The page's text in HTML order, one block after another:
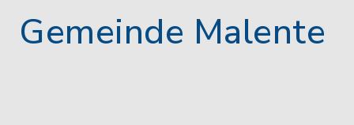
Gemeinde Malente